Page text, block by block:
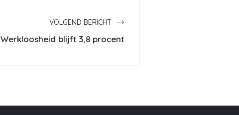
VOLGEND BERICHT
Werkloosheid blijft 3,8 procent